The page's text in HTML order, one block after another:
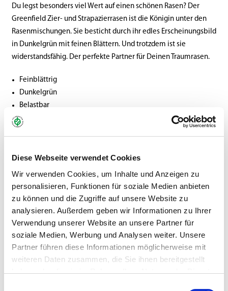
Diese Webseite verwendet Cookies
Wir verwenden Cookies, um Inhalte und Anzeigen zu
personalisieren, Funktionen für soziale Medien anbieten
zu können und die Zugriffe auf unsere Website zu
analysieren. Außerdem geben wir Informationen zu Ihrer
Verwendung unserer Website an unsere Partner für
soziale Medien, Werbung und Analysen weiter. Unsere
Partner führen diese Informationen möglicherweise mit
weiteren Daten zusammen, die Sie ihnen bereitgestellt
haben oder die sie im Rahmen Ihrer Nutzung der Dienste
Du legst besonders viel Wert auf einen schönen Rasen? Der
Greenfield Zier- und Strapazierrasen ist die Königin unter den
Rasenmischungen. Sie besticht durch ihr edles Erscheinungsbild
in Dunkelgrün mit feinen Blättern. Und trotzdem ist sie
widerstandsfähig. Der perfekte Partner für Deinen Traumrasen.
Feinblättrig
Dunkelgrün
Belastbar
Tiefschnittfähig
Mit MANTELSAAT® Vital
Gebinde:2 kg Faltschachtel
Art.-Nr.: 62547 (VE 6)